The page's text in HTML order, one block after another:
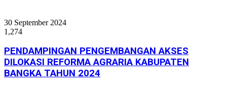
30 September 2024
1,274
PENDAMPINGAN PENGEMBANGAN AKSES
DILOKASI REFORMA AGRARIA KABUPATEN
BANGKA TAHUN 2024